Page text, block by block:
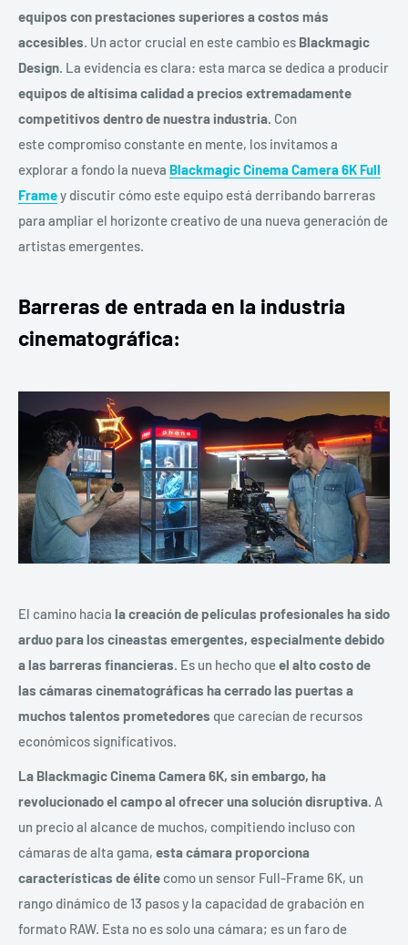
equipos con prestaciones superiores a costos más
accesibles . Un actor crucial en este cambio es Blackmagic
Design . La evidencia es clara: esta marca se dedica a producir
equipos de altísima calidad a precios extremadamente
competitivos dentro de nuestra industria. Con
este compromiso constante en mente, los invitamos a
explorar a fondo la nueva Blackmagic Cinema Camera 6K Full
Framey discutir cómo este equipo está derribando barreras
para ampliar el horizonte creativo de una nueva generación de
artistas emergentes.
Barreras de entrada en la industria
cinematográfica:
El camino hacia la creación de películas profesionales ha sido
arduo para los cineastas emergentes, especialmente debido
a las barreras financieras. Es un hecho queel alto costo de
las cámaras cinematográficas ha cerrado las puertas a
muchos talentos prometedores que carecían de recursos
económicos significativos.
La Blackmagic Cinema Camera 6K, sin embargo, ha
revolucionado el campo al ofrecer una solución disruptiva. A
un precio al alcance de muchos, compitiendo incluso con
cámaras de alta gama, esta cámara proporciona
características de élite como un sensor Full-Frame 6K, un
rango dinámico de 13 pasos y la capacidad de grabación en
formato RAW. Esta no es solo una cámara; es un faro de